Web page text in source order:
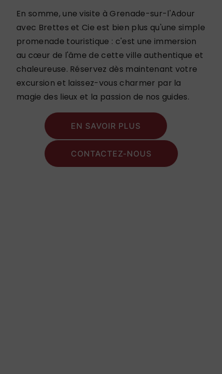
En somme, une visite à Grenade-sur-l'Adour
avec Brettes et Cie est bien plus qu'une simple
promenade touristique : c'est une immersion
au cœur de l'âme de cette ville authentique et
chaleureuse. Réservez dès maintenant votre
excursion et laissez-vous charmer par la
magie des lieux et la passion de nos guides.
EN SAVOIR PLUS
CONTACTEZ-NOUS